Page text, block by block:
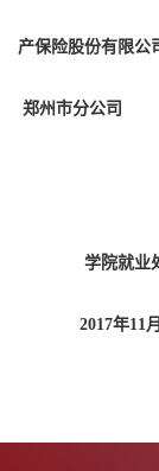
中
产保险股份有限公
郑州市分公司
学院就业处
2017年11月